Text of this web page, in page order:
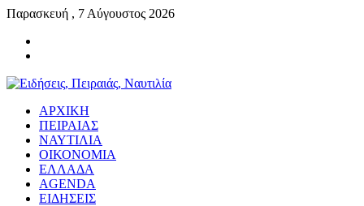
Παρασκευή , 7 Αύγουστος 2026
ΑΡΧΙΚΗ
ΠΕΙΡΑΙΑΣ
ΝΑΥΤΙΛΙΑ
ΟΙΚΟΝΟΜΙΑ
ΕΛΛΑΔΑ
AGENDA
ΕΙΔΗΣΕΙΣ